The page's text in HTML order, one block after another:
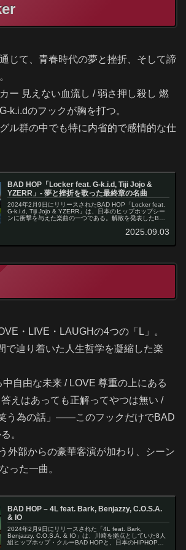
じて、青春時代の夢と挫折、そして諦
ー 見えない血流し / 弱さ押し殺し 燃
のフックが胸を打つ。
ル群の中でも特に内省的で感情的な仕
BAD HOP「Locker feat. G-k.i.d, Tiji Jojo &
YZERR」- 夢と挫折を歌った最終章の名曲
2024年2月9日にリリースされたBAD HOP「Locker feat.
G-k.i.d, Tiji Jojo & YZERR」は、日本のヒップホップシー
ンに衝撃を与えた楽曲の一つである。解散を発表したBAD
2025.09.03
・LIVE・LAUGHの4つの「L」。
で辿り着いた人生哲学を凝縮した楽
中自由な未来 / LOVE 尊重の上にある
えはあっても正解ってやつは無い /
う為の話」——このフックだけでBAD
。
外部からの豪華客演が加わり、シーン
った一曲。
BAD HOP – 4L feat. Bark, Benjazzy, C.O.S.A.
& IO
2024年2月9日にリリースされた「4L feat. Bark,
Benjazzy, C.O.S.A. & IO」は、川崎を拠点としていた8人
組ヒップホップ・クルーBAD HOPと、日本のHIPHOPシ